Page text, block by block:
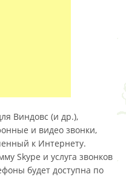
Виндовс (и др.),
и видео звонки,
к Интернету.
Skype и услуга звонков
будет доступна по